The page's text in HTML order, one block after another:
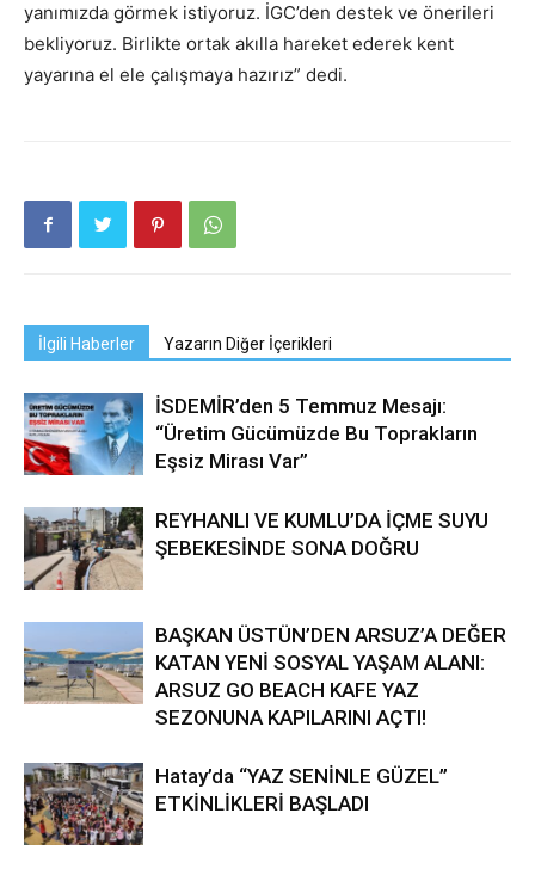
yanımızda görmek istiyoruz. İGC’den destek ve önerileri
bekliyoruz. Birlikte ortak akılla hareket ederek kent
yayarına el ele çalışmaya hazırız” dedi.
İlgili Haberler Yazarın Diğer İçerikleri
İSDEMİR’den 5 Temmuz Mesajı:
“Üretim Gücümüzde Bu Toprakların
Eşsiz Mirası Var”
REYHANLI VE KUMLU’DA İÇME SUYU
ŞEBEKESİNDE SONA DOĞRU
BAŞKAN ÜSTÜN’DEN ARSUZ’A DEĞER
KATAN YENİ SOSYAL YAŞAM ALANI:
ARSUZ GO BEACH KAFE YAZ
SEZONUNA KAPILARINI AÇTI!
Hatay’da “YAZ SENİNLE GÜZEL”
ETKİNLİKLERİ BAŞLADI